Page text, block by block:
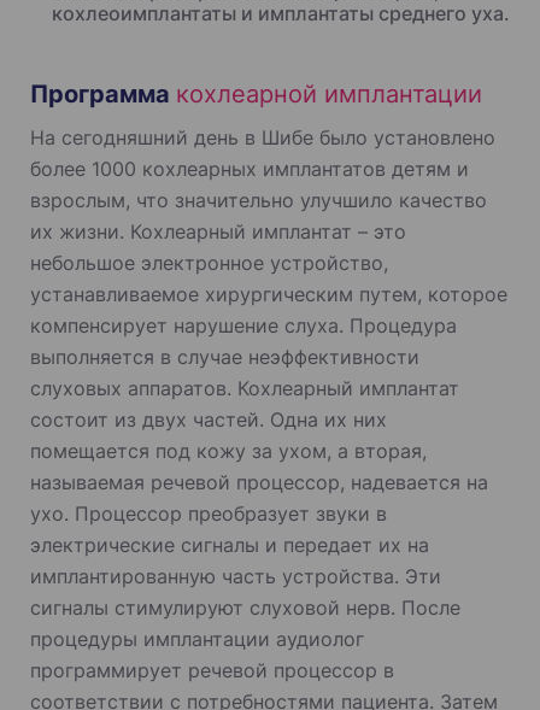
кохлеоимплантаты и имплантаты среднего уха.
Программа кохлеарной имплантации
На сегодняшний день в Шибе было установлено
более 1000 кохлеарных имплантатов детям и
взрослым, что значительно улучшило качество
их жизни. Кохлеарный имплантат – это
небольшое электронное устройство,
устанавливаемое хирургическим путем, которое
компенсирует нарушение слуха. Процедура
выполняется в случае неэффективности
слуховых аппаратов. Кохлеарный имплантат
состоит из двух частей. Одна их них
помещается под кожу за ухом, а вторая,
называемая речевой процессор, надевается на
ухо. Процессор преобразует звуки в
электрические сигналы и передает их на
имплантированную часть устройства. Эти
сигналы стимулируют слуховой нерв. После
процедуры имплантации аудиолог
программирует речевой процессор в
соответствии с потребностями пациента. Затем